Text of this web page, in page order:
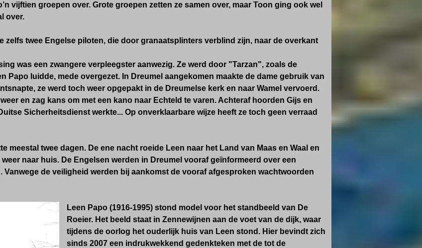
vijftien groepen over. Grote groepen zetten ze samen over, maar Toon ging ook wel
over.
zelfs twee Engelse piloten, die door granaatsplinters verblind zijn, naar de overkant
was een zwangere verpleegster aanwezig. Ze werd door "Tarzan", zoals de
Papo luidde, mede overgezet. In Dreumel aangekomen maakte de dame gebruik van
ze werd toch weer opgepakt in de Dreumelse kerk en naar Wamel vervoerd.
en zag kans om met een kano naar Echteld te varen. Achteraf hoorden Gijs en
Sicherheitsdienst werkte... Op onverklaarbare wijze heeft ze toch geen verraad
meestal twee dagen. De ene nacht roeide Leen naar het Land van Maas en Waal en
naar huis. De Engelsen werden in Dreumel vooraf geïnformeerd over een
Vanwege de veiligheid werden bij aankomst de vooraf afgesproken wachtwoorden
Leen Papo (1916-1995) stond model voor het standbeeld van De
Roeier. Het beeld staat in Zennewijnen aan de voet van de dijk, waar
tijdens de oorlog het ouderlijk huis van Leen stond. Hier bevindt zich
sinds 2007 een indrukwekkend gedenkteken met de tot de